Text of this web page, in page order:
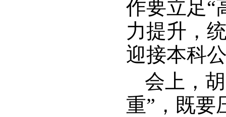
作要立足“
力提升，
迎接本科
会上，
重”，既要